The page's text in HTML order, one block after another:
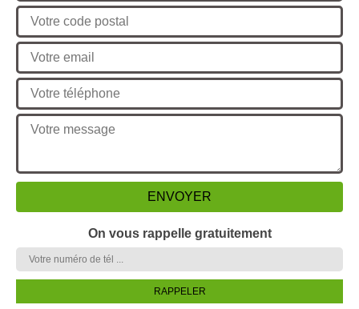
On vous rappelle gratuitement